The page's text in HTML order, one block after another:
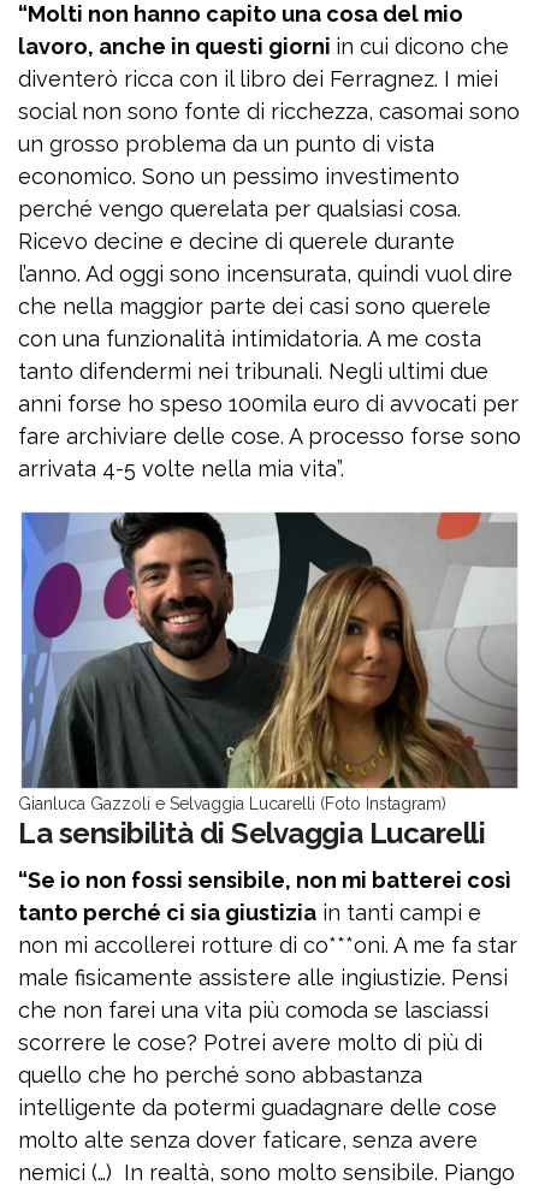
“Molti non hanno capito una cosa del mio
lavoro, anche in questi giorni in cui dicono che
diventerò ricca con il libro dei Ferragnez. I miei
social non sono fonte di ricchezza, casomai sono
un grosso problema da un punto di vista
economico. Sono un pessimo investimento
perché vengo querelata per qualsiasi cosa.
Ricevo decine e decine di querele durante
l’anno. Ad oggi sono incensurata, quindi vuol dire
che nella maggior parte dei casi sono querele
con una funzionalità intimidatoria. A me costa
tanto difendermi nei tribunali. Negli ultimi due
anni forse ho speso 100mila euro di avvocati per
fare archiviare delle cose. A processo forse sono
arrivata 4-5 volte nella mia vita”.
Gianluca Gazzoli e Selvaggia Lucarelli (Foto Instagram)
La sensibilità di Selvaggia Lucarelli
“Se io non fossi sensibile, non mi batterei così
tanto perché ci sia giustizia in tanti campi e
non mi accollerei rotture di co***oni. A me fa star
male fisicamente assistere alle ingiustizie. Pensi
che non farei una vita più comoda se lasciassi
scorrere le cose? Potrei avere molto di più di
quello che ho perché sono abbastanza
intelligente da potermi guadagnare delle cose
molto alte senza dover faticare, senza avere
nemici (…) In realtà, sono molto sensibile. Piango